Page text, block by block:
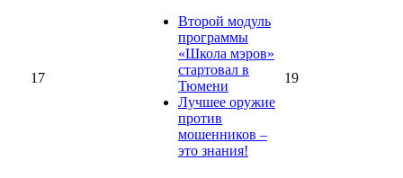
17
Второй модуль
программы
«Школа мэров»
стартовал в
Тюмени
Лучшее оружие
против
мошенников –
это знания!
19